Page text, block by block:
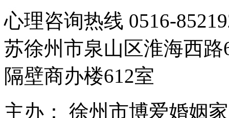
心理咨询热线 0516-
苏徐州市泉山区淮海西
隔壁商办楼612室
主办： 徐州市博爱婚姻